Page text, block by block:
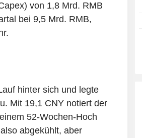
von 1,8 Mrd. RMB
bei 9,5 Mrd. RMB,
hinter sich und legte
Mit 19,1 CNY notiert der
52-Wochen-Hoch
abgekühlt, aber